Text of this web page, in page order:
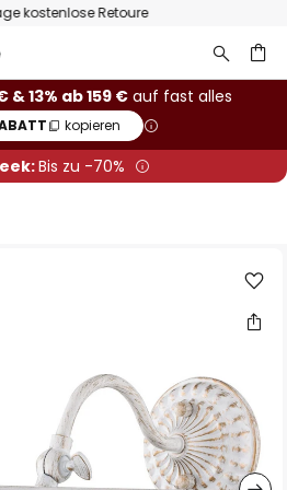
kostenlose Retoure
& 13% ab 159 €auf fast alles
kopieren
Bis zu -70%